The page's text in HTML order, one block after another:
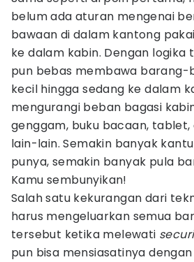
belum ada aturan mengenai
bawaan di dalam kantong
ke dalam kabin. Dengan logika
pun bebas membawa barang-
kecil hingga sedang ke dalam
mengurangi beban bagasi
genggam, buku bacaan,
lain-lain. Semakin banyak
punya, semakin banyak pula
Kamu sembunyikan!
Salah satu kekurangan dari
harus mengeluarkan semua
tersebut ketika melewati
pun bisa mensiasatinya